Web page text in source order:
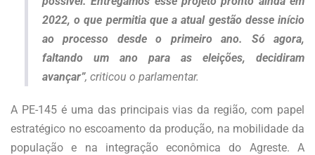
2022, o que permitia que a atual gestão desse início
ao processo desde o primeiro ano. Só agora,
faltando um ano para as eleições, decidiram
avançar”, criticou o parlamentar.
A PE-145 é uma das principais vias da região, com papel
estratégico no escoamento da produção, na mobilidade da
população e na integração econômica do Agreste. A